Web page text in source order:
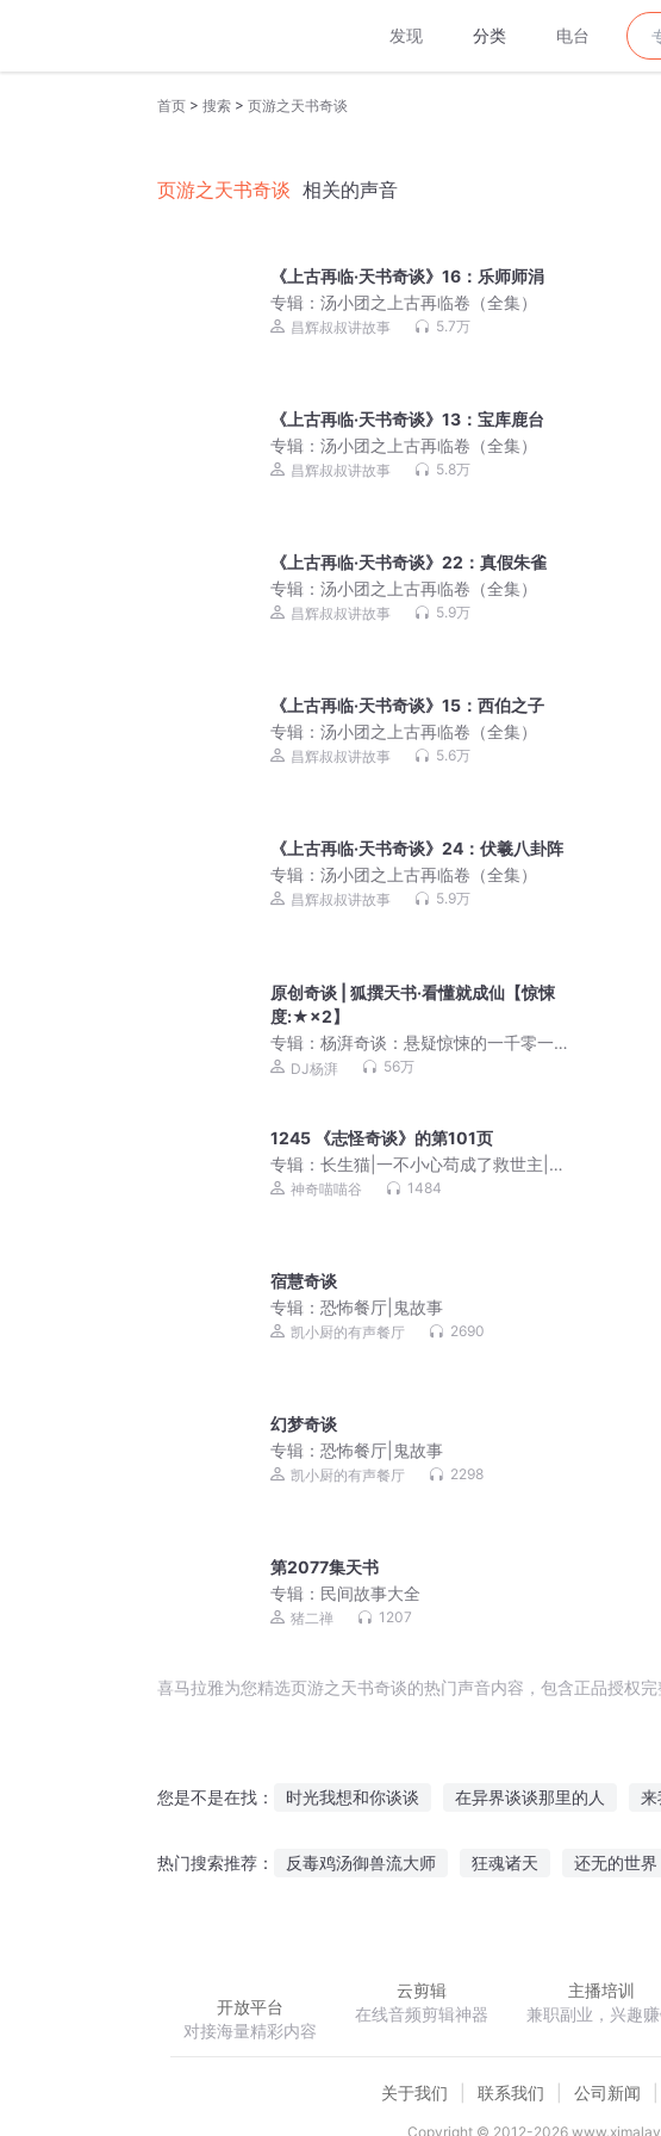
发现 分类 电台
首页 > 搜索 > 页游之天书奇谈
页游之天书奇谈 相关的声音
《上古再临·天书奇谈》16：乐师师涓
专辑： 汤小团之上古再临卷（全集）
昌辉叔叔讲故事 5.7万
《上古再临·天书奇谈》13：宝库鹿台
专辑： 汤小团之上古再临卷（全集）
昌辉叔叔讲故事 5.8万
《上古再临·天书奇谈》22：真假朱雀
专辑： 汤小团之上古再临卷（全集）
昌辉叔叔讲故事 5.9万
《上古再临·天书奇谈》15：西伯之子
专辑： 汤小团之上古再临卷（全集）
昌辉叔叔讲故事 5.6万
《上古再临·天书奇谈》24：伏羲八卦阵
专辑： 汤小团之上古再临卷（全集）
昌辉叔叔讲故事 5.9万
原创奇谈 | 狐撰天书·看懂就成仙【惊悚
度:★×2】
专辑： 杨湃奇谈：悬疑惊悚的一千零一
夜 DJ杨湃 56万
1245 《志怪奇谈》的第101页
专辑： 长生猫|一不小心苟成了救世主|少
年热血|奇幻冒险
神奇喵喵谷 1484
宿慧奇谈
专辑： 恐怖餐厅|鬼故事
凯小厨的有声餐厅 2690
幻梦奇谈
专辑： 恐怖餐厅|鬼故事
凯小厨的有声餐厅 2298
第2077集天书
专辑： 民间故事大全
猪二禅 1207
喜马拉雅为您精选页游之天书奇谈的热门声音内容，包含正品授权
您是不是在找： 时光我想和你谈谈 在异界谈谈那里的人 来
热门搜索推荐： 反毒鸡汤御兽流大师 狂魂诸天 还无的世界
开放平台
对接海量精彩内容
云剪辑
在线音频剪辑神器
主播培训
兼职副业，兴趣
关于我们 联系我们 公司新闻
Copyright © 2012-2026